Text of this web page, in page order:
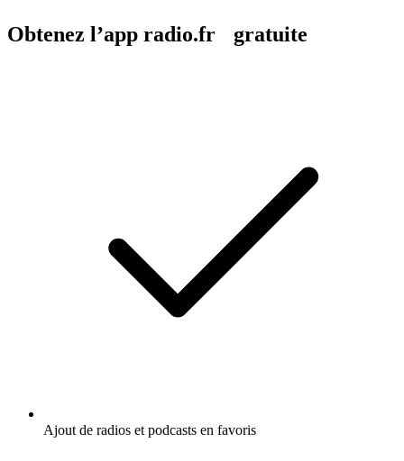
Obtenez l’app radio.fr gratuite
Ajout de radios et podcasts en favoris